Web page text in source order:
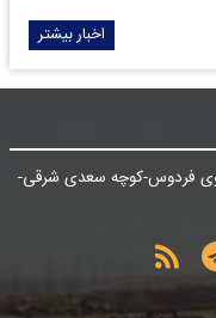
اخبار بیشتر
کوی فردوس-کوچه سعدی شرقی-